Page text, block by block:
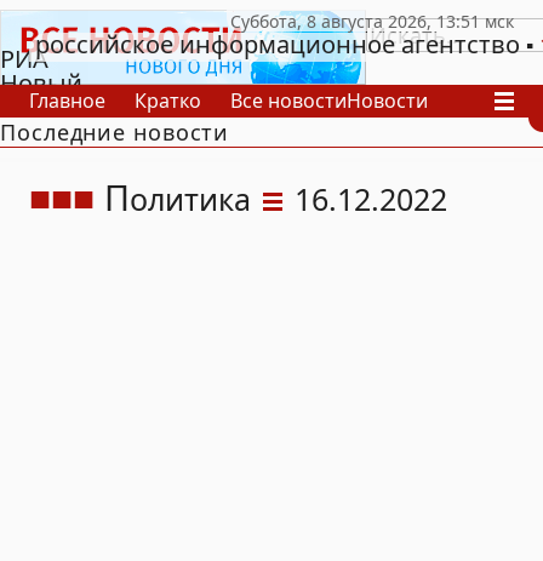
РИА
Новый
День
российское информационное агентство
Главное Кратко Все новостиНовости
В России
В мире
Последние новости
Политика 16.12.2022